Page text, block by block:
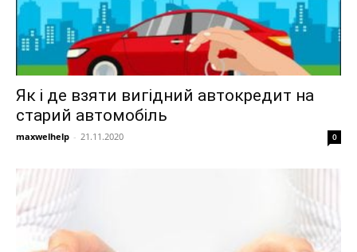
Як і де взяти вигідний автокредит на
старий автомобіль
maxwelhelp - 21.11.2020 0